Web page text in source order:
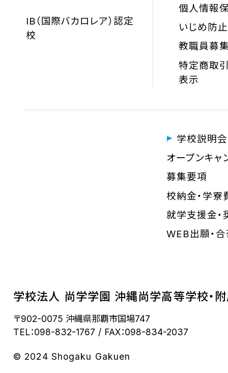
IB（国際バカロレア）認定
校
個人情報
いじめ防
教職員募
特定商取
表示
学校説明会
オープンキャ
募集要項
校納金・学寮
就学支援金
WEB出願・
学校法人 尚学学園 沖縄尚学高等学校・
〒902-0075 沖縄県那覇市国場747
TEL：098-832-1767
FAX：098-834-2037
© 2024 Shogaku Gakuen